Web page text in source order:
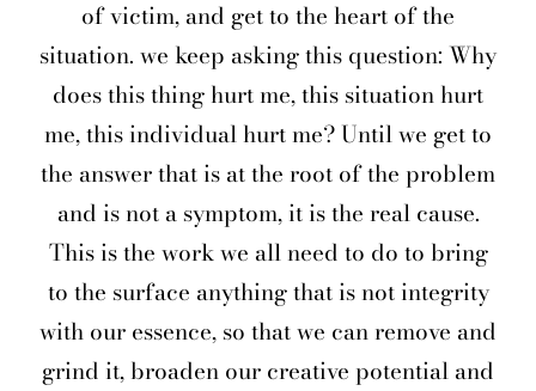
of victim, and get to the heart of the
situation. we keep asking this question: Why
does this thing hurt me, this situation hurt
me, this individual hurt me? Until we get to
the answer that is at the root of the problem
and is not a symptom, it is the real cause.
This is the work we all need to do to bring
to the surface anything that is not integrity
with our essence, so that we can remove and
grind it, broaden our creative potential and